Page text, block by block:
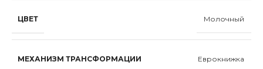
ЦВЕТ Молочный
МЕХАНИЗМ ТРАНСФОРМАЦИИ Еврокнижка